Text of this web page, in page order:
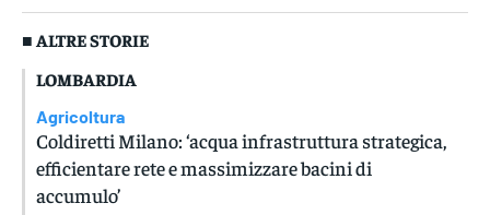
■ ALTRE STORIE
LOMBARDIA
Agricoltura
Coldiretti Milano: ‘acqua infrastruttura strategica,
efficientare rete e massimizzare bacini di
accumulo’